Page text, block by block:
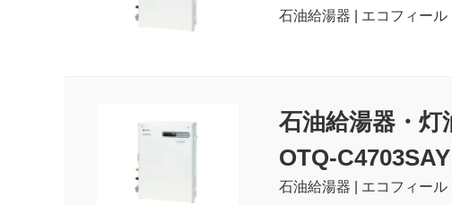
石油給湯器 | エコフィール
石油給湯器・灯
OTQ-
石油給湯器 | エコフィール